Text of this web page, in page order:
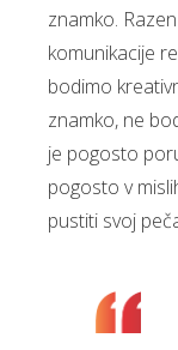
znamko.
komunikacije
bodimo
znamko, ne
je pogosto
pogosto v
pustiti svoj